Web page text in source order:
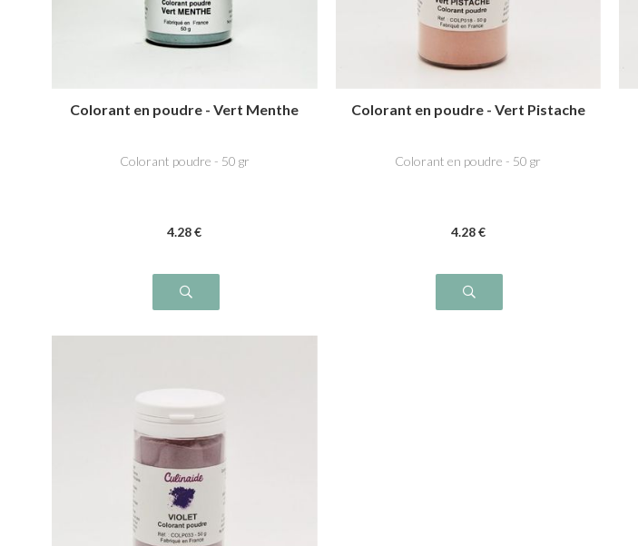
Colorant en poudre - Vert Menthe
Colorant poudre - 50 gr
4.28€
Colorant en poudre - Vert Pistache
Colorant en poudre - 50 gr
4.28€